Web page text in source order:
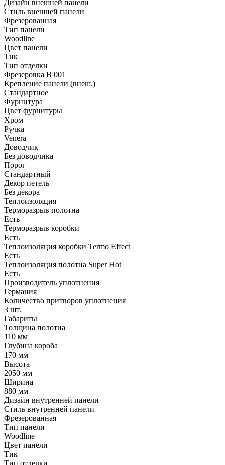
Дизайн внешней панели
Стиль внешней панели
Фрезерованная
Тип панели
Woodline
Цвет панели
Тик
Тип отделки
Фрезеровка B 001
Крепление панели (внеш.)
Стандартное
Фурнитура
Цвет фурнитуры
Хром
Ручка
Venera
Доводчик
Без доводчика
Порог
Стандартный
Декор петель
Без декора
Теплоизоляция
Терморазрыв полотна
Есть
Терморазрыв коробки
Есть
Теплоизоляция коробки Termo Effect
Есть
Теплоизоляция полотна Super Нot
Есть
Производитель уплотнения
Германия
Количество притворов уплотнения
3 шт.
Габариты
Толщина полотна
110 мм
Глубина короба
170 мм
Высота
2050 мм
Ширина
880 мм
Дизайн внутренней панели
Стиль внутренней панели
Фрезерованная
Тип панели
Woodline
Цвет панели
Тик
Тип отделки